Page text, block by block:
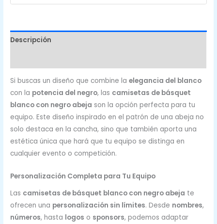
Descripción
Si buscas un diseño que combine laelegancia del blanco
con la potencia del negro, las camisetas de básquet
blanco con negro abeja son la opción perfecta para tu
equipo. Este diseño inspirado en el patrón de una abeja no
solo destaca en la cancha, sino que también aporta una
estética única que hará que tu equipo se distinga en
cualquier evento o competición.
Personalización Completa para Tu Equipo
Las camisetas de básquet blanco con negro abeja te
ofrecen una personalización sin límites. Desde nombres,
números, hasta logos o sponsors, podemos adaptar